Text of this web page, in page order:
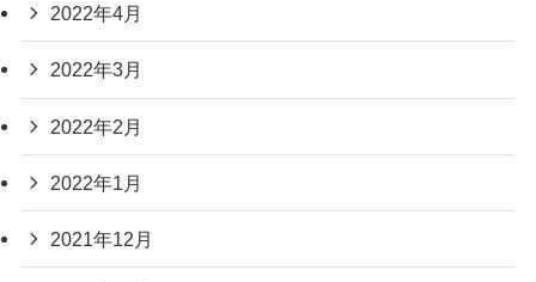
2022年4月
2022年3月
2022年2月
2022年1月
2021年12月